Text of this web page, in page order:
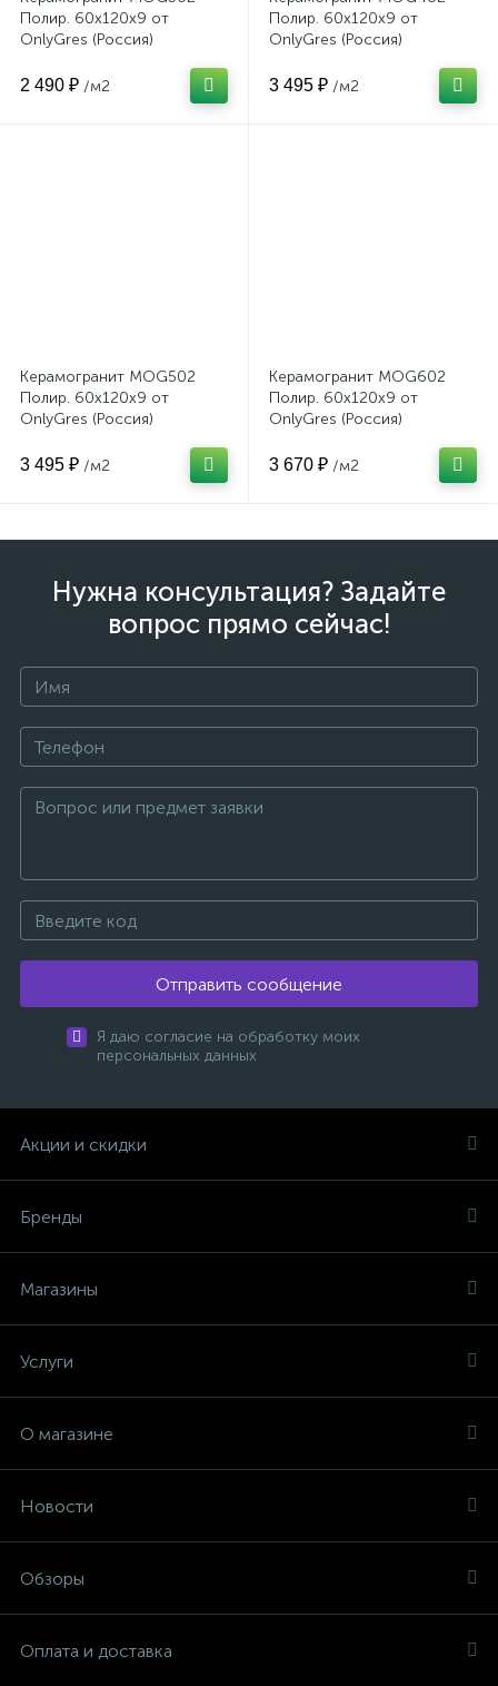
Полир. 60x120x9 от
OnlyGres (Россия)
2 490 ₽ /м2
Полир. 60x120x9 от
OnlyGres (Россия)
3 495 ₽ /м2
Керамогранит MOG502
Полир. 60x120x9 от
OnlyGres (Россия)
3 495 ₽ /м2
Керамогранит MOG602
Полир. 60x120x9 от
OnlyGres (Россия)
3 670 ₽ /м2
Нужна консультация? Задайте
вопрос прямо сейчас!
Отправить сообщение
Я даю согласие на обработку моих
персональных данных
Акции и скидки
Бренды
Магазины
Услуги
О магазине
Новости
Обзоры
Оплата и доставка